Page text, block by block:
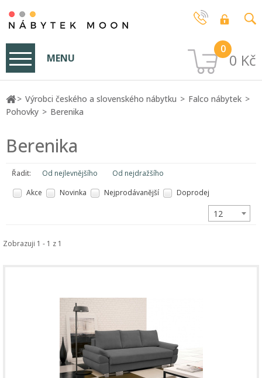
0
0 Kč
MENU
Výrobci českého a slovenského nábytku
Falco nábytek
Pohovky
Berenika
Berenika
Řadit: Od nejlevnějšího
Od nejdražšího
Akce
Novinka Nejprodávanější Doprodej
12
Zobrazuji 1 - 1 z 1